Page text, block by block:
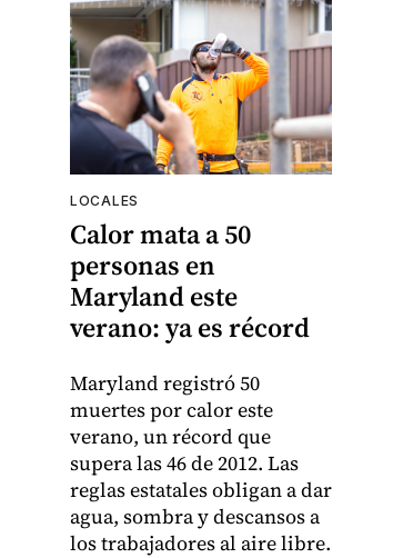
LOCALES
Calor mata a 50
personas en
Maryland este
verano: ya es récord
Maryland registró 50
muertes por calor este
verano, un récord que
supera las 46 de 2012. Las
reglas estatales obligan a dar
agua, sombra y descansos a
los trabajadores al aire libre.